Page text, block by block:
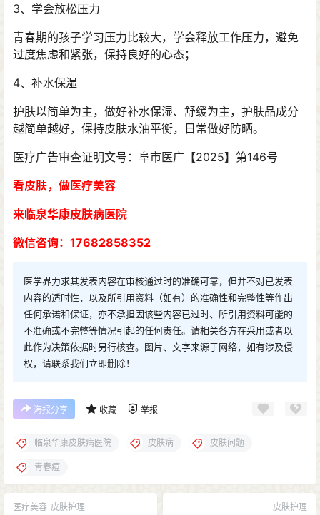
3、学会放松压力
青春期的孩子学习压力比较大，学会释放工作压力，避免
过度焦虑和紧张，保持良好的心态；
4、补水保湿
护肤以简单为主，做好补水保湿、舒缓为主，护肤品成分
越简单越好，保持皮肤水油平衡，日常做好防晒。
医疗广告审查证明文号：阜市医广【2025】第146号
看皮肤，做医疗美容
来临泉华康皮肤病医院
微信咨询：17682858352
医学界力求其发表内容在审核通过时的准确可靠，但并不对已发表
内容的适时性，以及所引用资料（如有）的准确性和完整性等作出
任何承诺和保证，亦不承担因该些内容已过时、所引用资料可能的
不准确或不完整等情况引起的任何责任。请相关各方在采用或者以
此作为决策依据时另行核查。图片、文字来源于网络，如有涉及侵
权，请联系我们立即删除！
海报分享 收藏 举报
临泉华康皮肤病医院 皮肤病 皮肤问题
青春痘
医疗美容 皮肤护理 皮肤护理